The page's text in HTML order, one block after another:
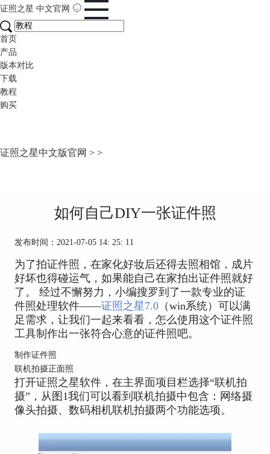
证照之星 中文官网
首页
产品
版本对比
下载
教程
购买
证照之星中文版官网 > >
如何自己DIY一张证件照
发布时间：2021-07-05 14: 25: 11
为了拍证件照，在家化好妆后还得去照相馆，成片
好坏也得碰运气，如果能自己在家拍出证件照就好
了。 经过不懈努力，小编搜罗到了一款专业的证
件照处理软件——证照之星7.0（win系统）可以满
足需求，让我们一起来看看，怎么使用这个证件照
工具制作出一张符合心意的证件照吧。
制作证件照
联机拍摄正面照
打开证照之星软件，在主界面项目栏选择“联机拍
摄”，从图1我们可以看到联机拍摄中包含：网络摄
像头拍摄、数码相机联机拍摄两个功能选项。